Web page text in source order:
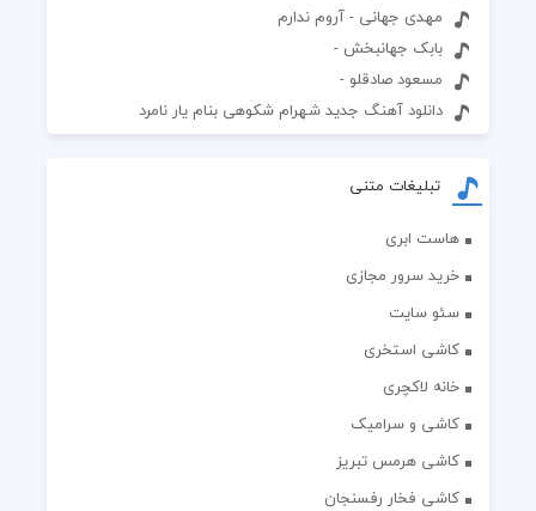
مهدی جهانی - آروم ندارم
بابک جهانبخش -
مسعود صادقلو -
دانلود آهنگ جدید شهرام شکوهی بنام یار نامرد
تبلیغات متنی
هاست ابری
خرید سرور مجازی
سئو سایت
کاشی استخری
خانه لاکچری
کاشی و سرامیک
کاشی هرمس تبریز
کاشی فخار رفسنجان